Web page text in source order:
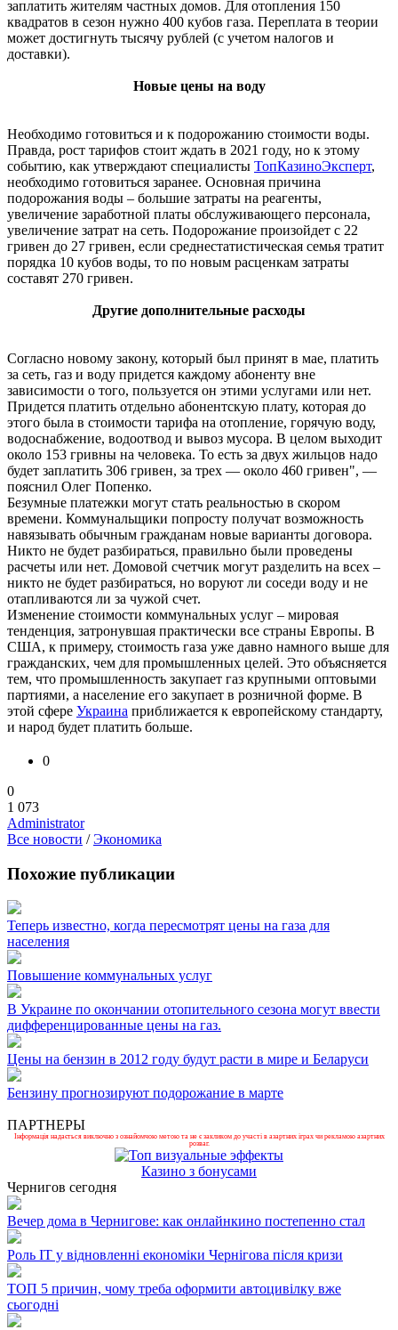
заплатить жителям частных домов. Для отопления 150
квадратов в сезон нужно 400 кубов газа. Переплата в теории
может достигнуть тысячу рублей (с учетом налогов и
доставки).
Новые цены на воду
Необходимо готовиться и к подорожанию стоимости воды.
Правда, рост тарифов стоит ждать в 2021 году, но к этому
событию, как утверждают специалисты ТопКазиноЭксперт,
необходимо готовиться заранее. Основная причина
подорожания воды – большие затраты на реагенты,
увеличение заработной платы обслуживающего персонала,
увеличение затрат на сеть. Подорожание произойдет с 22
гривен до 27 гривен, если среднестатистическая семья тратит
порядка 10 кубов воды, то по новым расценкам затраты
составят 270 гривен.
Другие дополнительные расходы
Согласно новому закону, который был принят в мае, платить
за сеть, газ и воду придется каждому абоненту вне
зависимости о того, пользуется он этими услугами или нет.
Придется платить отдельно абонентскую плату, которая до
этого была в стоимости тарифа на отопление, горячую воду,
водоснабжение, водоотвод и вывоз мусора. В целом выходит
около 153 гривны на человека. То есть за двух жильцов надо
будет заплатить 306 гривен, за трех — около 460 гривен", —
пояснил Олег Попенко.
Безумные платежки могут стать реальностью в скором
времени. Коммунальщики попросту получат возможность
навязывать обычным гражданам новые варианты договора.
Никто не будет разбираться, правильно были проведены
расчеты или нет. Домовой счетчик могут разделить на всех –
никто не будет разбираться, но воруют ли соседи воду и не
отапливаются ли за чужой счет.
Изменение стоимости коммунальных услуг – мировая
тенденция, затронувшая практически все страны Европы. В
США, к примеру, стоимость газа уже давно намного выше для
гражданских, чем для промышленных целей. Это объясняется
тем, что промышленность закупает газ крупными оптовыми
партиями, а население его закупает в розничной форме. В
этой сфере Украина приближается к европейскому стандарту,
и народ будет платить больше.
0
0
1 073
Administrator
Все новости /Экономика
Похожие публикации
Теперь известно, когда пересмотрят цены на газа для
населения
Повышение коммунальных услуг
В Украине по окончании отопительного сезона могут ввести
дифференцированные цены на газ.
Цены на бензин в 2012 году будут расти в мире и Беларуси
Бензину прогнозируют подорожание в марте
ПАРТНЕРЫ
Інформація надається виключно з ознайомчою метою та не є закликом до участі в азартних іграх чи рекламою азартних
розваг.
Казино з бонусами
Чернигов сегодня
Вечер дома в Чернигове: как онлайнкино постепенно стал
Роль ІТ у відновленні економіки Чернігова після кризи
ТОП 5 причин, чому треба оформити автоцивілку вже
сьогодні